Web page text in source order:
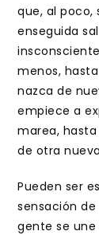
que, al poco,
enseguida
menos,
nazca de
empiece a
marea,
de otra
Pueden ser
sensación
gente se